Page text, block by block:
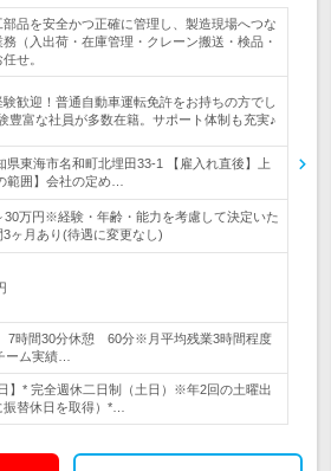
品を安全かつ正確に管理し、製造現場へつな
（入出荷・在庫管理・クレーン搬送・検品・
せ。
験歓迎！普通自動車運転免許をお持ちの方でし
豊富な社員が多数在籍。サポート体制も充実♪
県東海市名和町北埋田33-1 【雇入れ直後】上
範囲】会社の定め…
30万円※経験・年齢・能力を考慮して決定いた
ヶ月あり(待遇に変更なし)
7時間30分休憩 60分※月平均残業3時間程度
ーム実績…
】* 完全週休二日制（土日）※年2回の土曜出
替休日を取得）*…